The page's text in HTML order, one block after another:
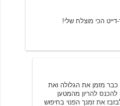
הכי מוצלח שלי!
2000, המציאו כבר מזמן את הגלולה ואת
להכנס להריון מהמטען
את זמנך הפנוי בחיפוש